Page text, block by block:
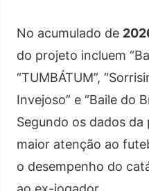
No acumulado de
do projeto incluem
“TUMBÁTUM”,
Invejoso” e “Baile do
Segundo os dados
maior atenção ao
o desempenho do